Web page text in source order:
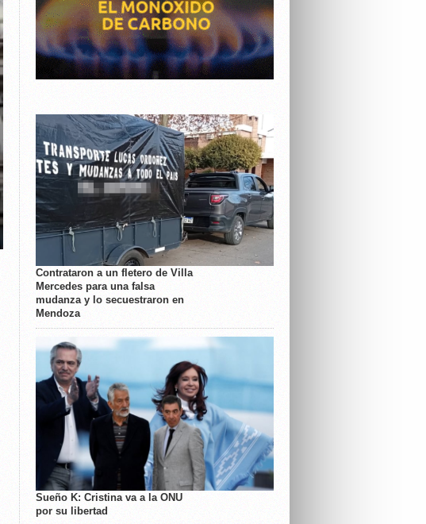
Contrataron a un fletero de Villa
Mercedes para una falsa
mudanza y lo secuestraron en
Mendoza
Sueño K: Cristina va a la ONU
por su libertad